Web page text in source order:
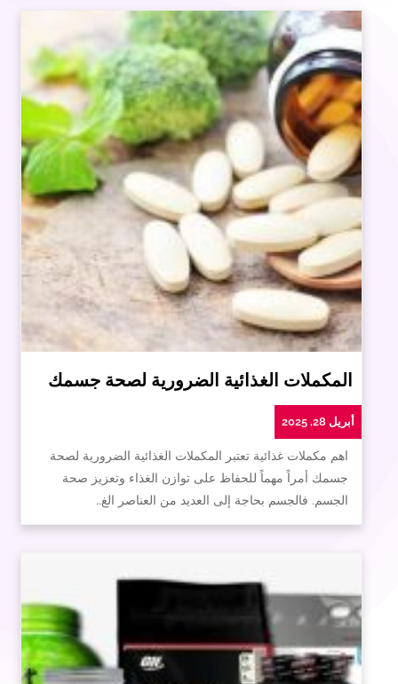
المكملات الغذائية الضرورية لصحة جسمك
أبريل 28, 2025
اهم مكملات غذائية تعتبر المكملات الغذائية الضرورية لصحة
جسمك أمراً مهماً للحفاظ على توازن الغذاء وتعزيز صحة
الجسم. فالجسم بحاجة إلى العديد من العناصر الغ…